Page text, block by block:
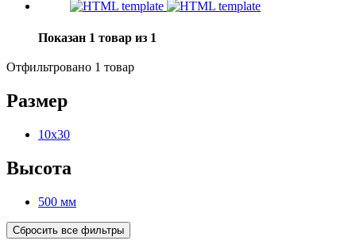
Показан 1 товар из 1
Отфильтровано 1 товар
Размер
10х30
Высота
500 мм
Сбросить все фильтры